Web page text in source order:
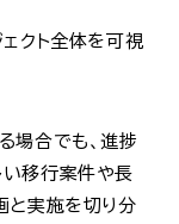
ト全体を可視
場合でも、進捗
移行案件や長
と実施を切り分